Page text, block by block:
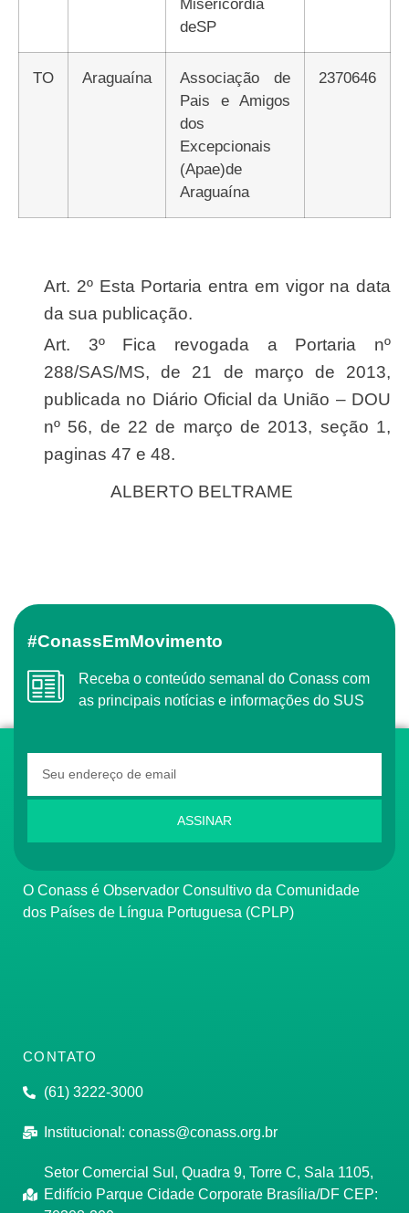
Misericórdia
deSP
TO Araguaína
Associação de
Pais e Amigos
dos
Excepcionais
(Apae)de
Araguaína
2370646
Art. 2º Esta Portaria entra em vigor na data
da sua publicação.
Art. 3º Fica revogada a Portaria nº
288/SAS/MS, de 21 de março de 2013,
publicada no Diário Oficial da União – DOU
nº 56, de 22 de março de 2013, seção 1,
paginas 47 e 48.
ALBERTO BELTRAME
#ConassEmMovimento
Receba o conteúdo semanal do Conass com
as principais notícias e informações do SUS
ASSINAR
O Conass é Observador Consultivo da Comunidade
dos Países de Língua Portuguesa (CPLP)
CONTATO
(61) 3222-3000
Institucional: conass@conass.org.br
Setor Comercial Sul, Quadra 9, Torre C, Sala 1105,
Edifício Parque Cidade Corporate Brasília/DF CEP: